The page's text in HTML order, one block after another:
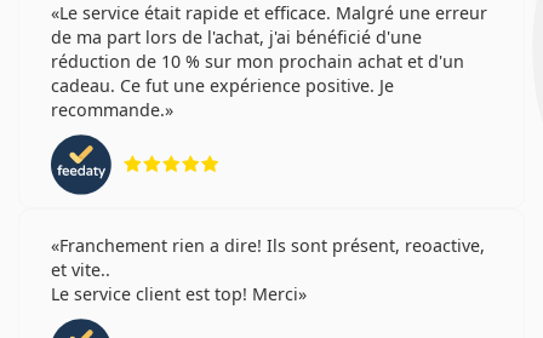
for Astigmatism?
Peut-on dormir avec les Precision7 for
Ceci est un dispositif médical. Lisez le mode d'emploi
Le service était rapide et efficace. Malgré une erreur
de ma part lors de l'achat, j'ai bénéficié d'une
réduction de 10 % sur mon prochain achat et d'un
cadeau. Ce fut une expérience positive. Je
recommande.
Franchement rien a dire! Ils sont présent, reoactive,
et vite..
Le service client est top! Merci